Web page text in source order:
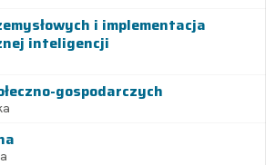
i implementacja
inteligencji
gospodarczych